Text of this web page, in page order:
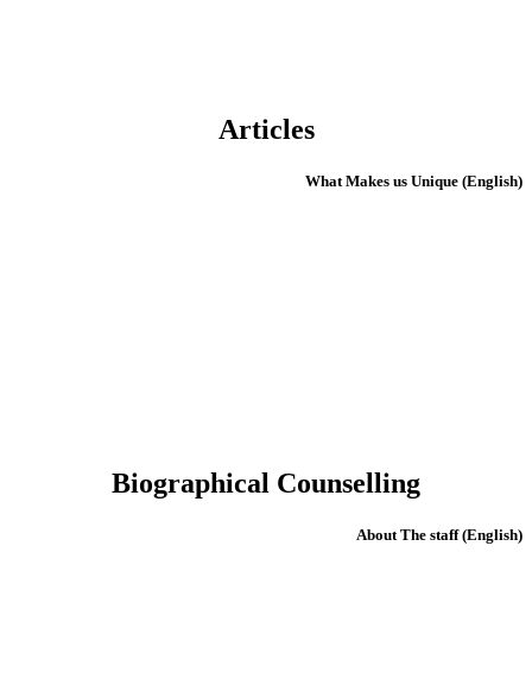
Articles
(English) What Makes us Unique
Biographical Counselling
(English) About The staff